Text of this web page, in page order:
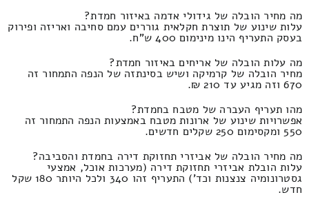
מה מחיר הובלה של גידולי אדמה באיזור חמדת?
עלות שינוע של תוצרת חקלאית גוררים עמם סחיבה ואריזה ופירוק
בעסק התעריף הינו מינימום 400 ש"ח.
מה עלות הובלה של אריחים באיזור חמדת?
מחיר הובלה של קרמיקה ושיש בסינתזה של הנפה התמחור זה
670 וזה מגיע עד 210 ₪.
מהו תעריף העברה של מטבח בחמדת?
אפשרויות שינוע של ארונות מטבח באמצעות הנפה התמחור זה
550 ומקסימום 250 שקלים חדשים.
מה מחיר הובלה של אביזרי תחזוקת דירה בחמדת והסביבה?
עלות הובלת אביזרי תחזוקת דירה (מערכות אוכל, אמצעי
גסטרונומיה צנצנות וכד') התעריף זהו 340 ולכל היותר 180 שקל
חדש.